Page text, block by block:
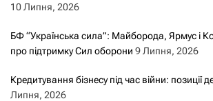
10 Липня, 2026
БФ “Українська сила”: Майборода, Ярмус і
про підтримку Сил оборони 9 Липня, 2026
Кредитування бізнесу під час війни: позиції
Липня, 2026